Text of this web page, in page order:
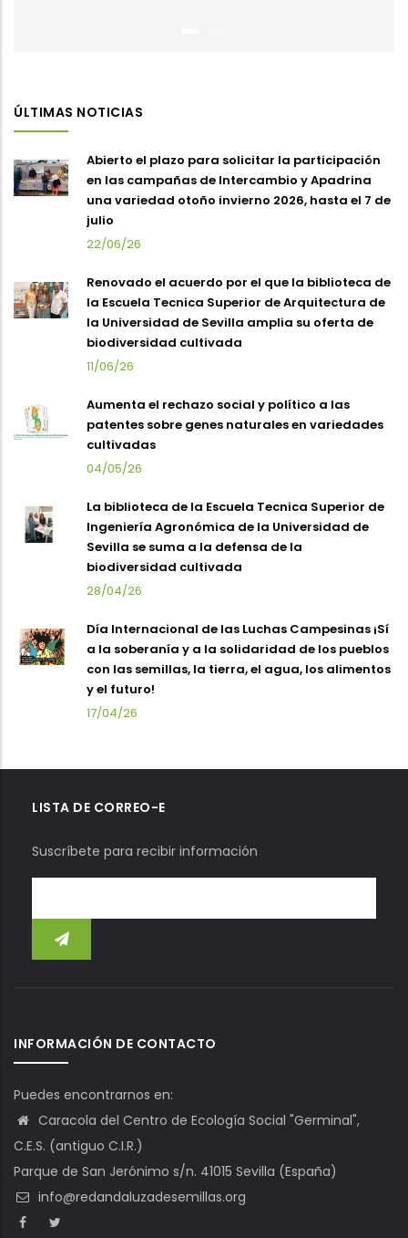
ÚLTIMAS NOTICIAS
Abierto el plazo para solicitar la participación
en las campañas de Intercambio y Apadrina
una variedad otoño invierno 2026, hasta el 7 de
julio
22/06/26
Renovado el acuerdo por el que la biblioteca de
la Escuela Tecnica Superior de Arquitectura de
la Universidad de Sevilla amplia su oferta de
biodiversidad cultivada
11/06/26
Aumenta el rechazo social y político a las
patentes sobre genes naturales en variedades
cultivadas
04/05/26
La biblioteca de la Escuela Tecnica Superior de
Ingeniería Agronómica de la Universidad de
Sevilla se suma a la defensa de la
biodiversidad cultivada
28/04/26
Día Internacional de las Luchas Campesinas ¡Sí
a la soberanía y a la solidaridad de los pueblos
con las semillas, la tierra, el agua, los alimentos
y el futuro!
17/04/26
LISTA DE CORREO-E
Suscríbete para recibir información
INFORMACIÓN DE CONTACTO
Puedes encontrarnos en:
Caracola del Centro de Ecología Social "Germinal",
C.E.S. (antiguo C.I.R.)
Parque de San Jerónimo s/n. 41015 Sevilla (España)
info@redandaluzadesemillas.org